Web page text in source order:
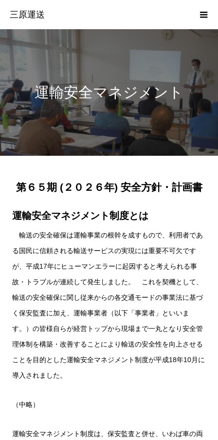
三原運送
運輸安全マネジメント
第６５期 (２０２６年) 安全方針・計画書
運輸安全マネジメント制度とは
輸送の安全確保は運輸事業の根幹を成すもので、利用者であ
る国民に信頼される輸送サービスの実現には重要不可欠です
が、平成17年にヒューマンエラーに起因すると考えられる事
故・トラブルが連続して発生しました。 これを契機として、
輸送の安全確保に関し従来からの各交通モードの事業法に基づ
く保安監査に加え、運輸事業者（以下「事業者」といいま
す。）の皆様自らが経営トップから現場まで一丸となり安全管
理体制を構築・改善することにより輸送の安全性を向上させる
ことを目的とした運輸安全マネジメント制度が平成18年10月に
導入されました。
（中略）
運輸安全マネジメント制度は、保安監査と併せ、いわば車の両